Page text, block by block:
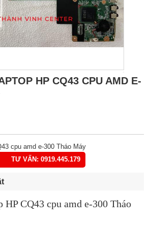
HP CQ43 CPU AMD E-
cpu amd e-300 Tháo Máy
TƯ VẤN: 0919.445.179
CQ43 cpu amd e-300 Tháo